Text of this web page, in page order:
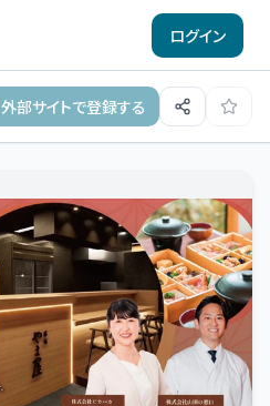
ログイン
外部サイトで登録する